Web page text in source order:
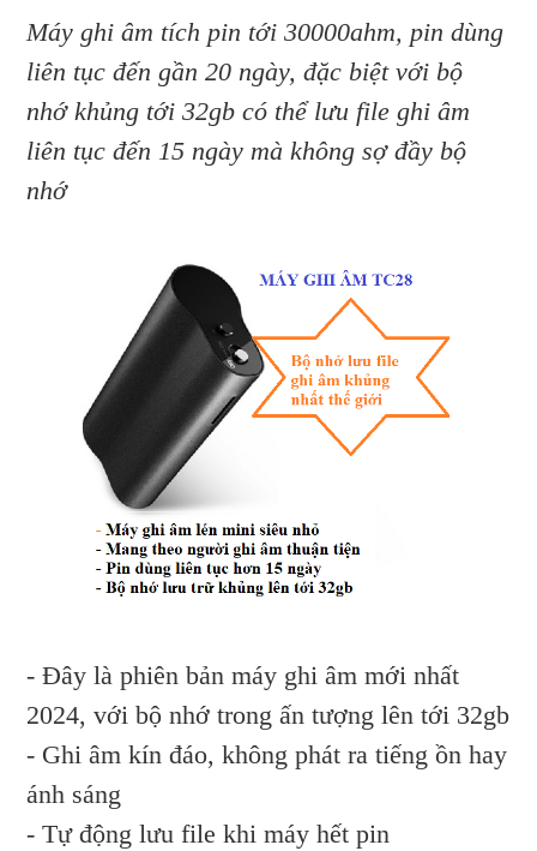
Máy ghi âm tích pin tới 30000ahm, pin dùng
liên tục đến gần 20 ngày, đặc biệt với bộ
nhớ khủng tới 32gb có thể lưu file ghi âm
liên tục đến 15 ngày mà không sợ đầy bộ
nhớ
- Đây là phiên bản máy ghi âm mới nhất
2024, với bộ nhớ trong ấn tượng lên tới 32gb
- Ghi âm kín đáo, không phát ra tiếng ồn hay
ánh sáng
- Tự động lưu file khi máy hết pin